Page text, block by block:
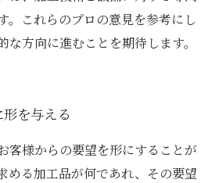
。これらのプロの意見を参考にし
方向に進むことを期待します。
を与える
客様からの要望を形にすることが
める加工品が何であれ、その要望